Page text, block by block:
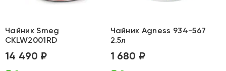
Чайник Smeg
CKLW2001RD
14 490 ₽
Чайник Agness 934-567
2.5л
1 680 ₽